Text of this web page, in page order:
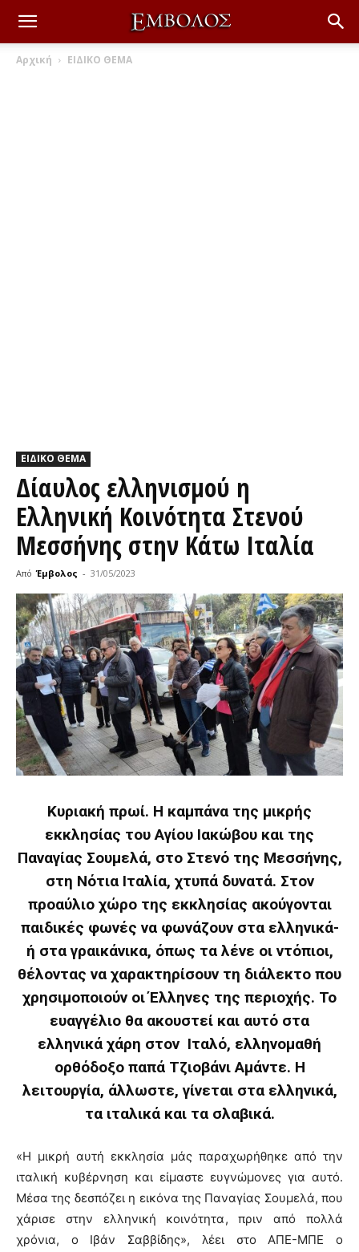
Αρχική ΕΙΔΙΚΟ ΘΕΜΑ
ΕΙΔΙΚΟ ΘΕΜΑ
Δίαυλος ελληνισμού η
Ελληνική Κοινότητα Στενού
Μεσσήνης στην Κάτω Ιταλία
Από Έμβολος - 31/05/2023
Κυριακή πρωί. Η καμπάνα της μικρής
εκκλησίας του Αγίου Ιακώβου και της
Παναγίας Σουμελά, στο Στενό της Μεσσήνης,
στη Νότια Ιταλία, χτυπά δυνατά. Στον
προαύλιο χώρο της εκκλησίας ακούγονται
παιδικές φωνές να φωνάζουν στα ελληνικά-
ή στα γραικάνικα, όπως τα λένε οι ντόπιοι,
θέλοντας να χαρακτηρίσουν τη διάλεκτο που
χρησιμοποιούν οι Έλληνες της περιοχής. Το
ευαγγέλιο θα ακουστεί και αυτό στα
ελληνικά χάρη στον Ιταλό, ελληνομαθή
ορθόδοξο παπά Τζιοβάνι Αμάντε. Η
λειτουργία, άλλωστε, γίνεται στα ελληνικά,
τα ιταλικά και τα σλαβικά.
«Η μικρή αυτή εκκλησία μάς παραχωρήθηκε από την
ιταλική κυβέρνηση και είμαστε ευγνώμονες για αυτό.
Μέσα της δεσπόζει η εικόνα της Παναγίας Σουμελά, που
χάρισε στην ελληνική κοινότητα, πριν από πολλά
χρόνια, ο Ιβάν Σαββίδης», λέει στο ΑΠΕ-ΜΠΕ ο